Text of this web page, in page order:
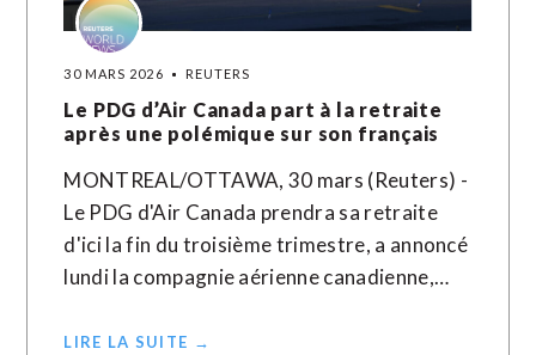
30 MARS 2026 REUTERS
Le PDG d’Air Canada part à la retraite
après une polémique sur son français
MONTREAL/OTTAWA, 30 mars (Reuters) -
Le PDG d'Air Canada prendra sa retraite
d'ici la fin du troisième trimestre, a annoncé
lundi la compagnie aérienne canadienne,…
LIRE LA SUITE →